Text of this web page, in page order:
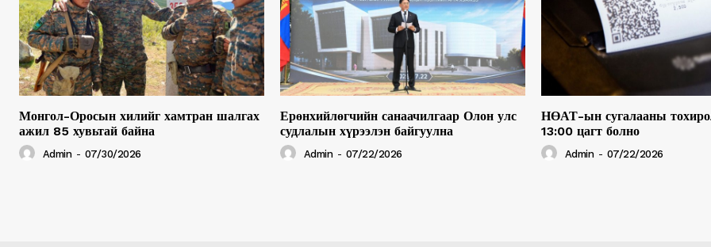
Монгол-Оросын хилийг хамтран шалгах
ажил 85 хувьтай байна
Admin - 07/30/2026
Ерөнхийлөгчийн санаачилгаар Олон улс
судлалын хүрээлэн байгуулна
Admin - 07/22/2026
НӨАТ-ын сугалааны
13:00 цагт болно
Admin - 07/22/2026